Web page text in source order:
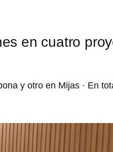
en cuatro
y otro en Mijas · En